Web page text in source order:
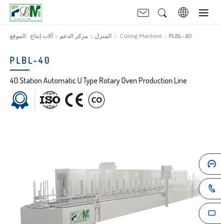
الموقع: المنزل مركز الدعم آلات إنتاج Curing Machine PLBL-40
PLBL-40
40 Station Automatic U Type Rotary Oven Production Line